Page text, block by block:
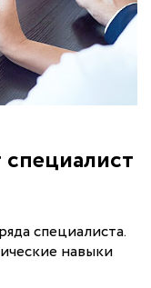
специалиста.
навыки